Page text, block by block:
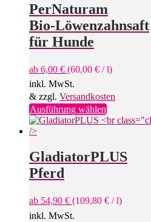
PerNaturam
Bio-Löwenzahnsaft
für Hunde
ab 6,00 € (60,00 € /l)
inkl. MwSt.
& zzgl. Versandkosten
Ausführung wählenDieses
Produkt
Varianten
auf.
können
auf
GladiatorPLUS
Pferd
ab 54,90 € (109,80 € /l)
inkl. MwSt.